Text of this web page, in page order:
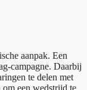
aanpak. Een
campagne. Daarbij
te delen met
een wedstrijd te